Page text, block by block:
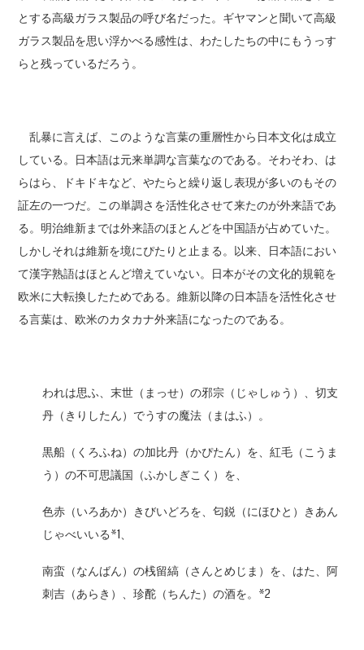
とする高級ガラス製品の呼び名だった。ギヤマンと聞いて高級
ガラス製品を思い浮かべる感性は、わたしたちの中にもうっす
らと残っているだろう。
乱暴に言えば、このような言葉の重層性から日本文化は成立
している。日本語は元来単調な言葉なのである。そわそわ、は
らはら、ドキドキなど、やたらと繰り返し表現が多いのもその
証左の一つだ。この単調さを活性化させて来たのが外来語であ
る。明治維新までは外来語のほとんどを中国語が占めていた。
しかしそれは維新を境にぴたりと止まる。以来、日本語におい
て漢字熟語はほとんど増えていない。日本がその文化的規範を
欧米に大転換したためである。維新以降の日本語を活性化させ
る言葉は、欧米のカタカナ外来語になったのである。
われは思ふ、末世（まっせ）の邪宗（じゃしゅう）、切支
丹（きりしたん）でうすの魔法（まはふ）。
黒船（くろふね）の加比丹（かぴたん）を、紅毛（こうま
う）の不可思議国（ふかしぎこく）を、
色赤（いろあか）きびいどろを、匂鋭（にほひと）きあん
じゃべいいる*1、
南蛮（なんばん）の桟留縞（さんとめじま）を、はた、阿
刺吉（あらき）、珍酡（ちんた）の酒を。*2